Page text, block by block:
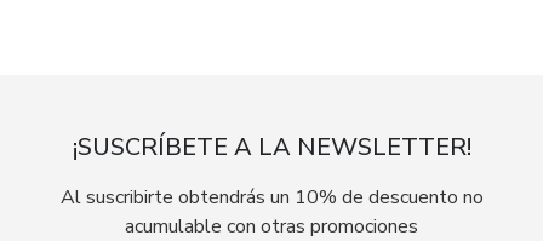
¡SUSCRÍBETE A LA NEWSLETTER!
Al suscribirte obtendrás un 10% de descuento no
acumulable con otras promociones